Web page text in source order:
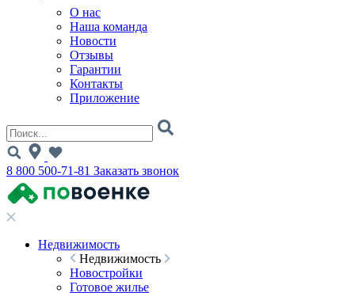
О нас
Наша команда
Новости
Отзывы
Гарантии
Контакты
Приложение
8 800 500-71-81 Заказать звонок
Недвижимость
Недвижимость
Новостройки
Готовое жилье